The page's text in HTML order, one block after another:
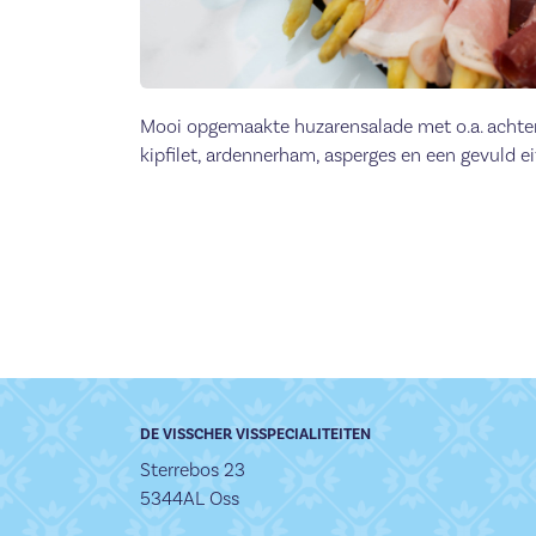
Mooi opgemaakte huzarensalade met o.a.
kipfilet, ardennerham, asperges en een gevuld
DE VISSCHER VISSPECIALITEITEN
Sterrebos 23
5344AL Oss